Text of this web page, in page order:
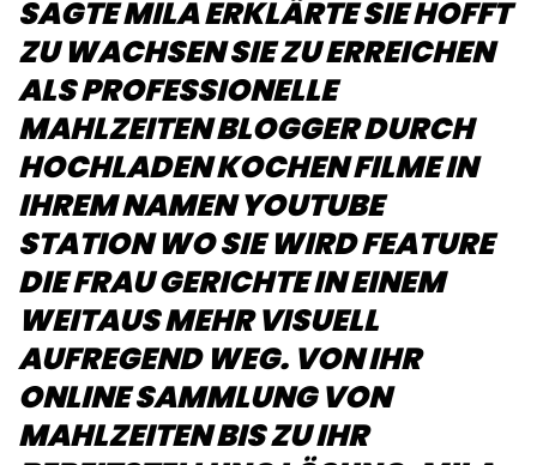
SAGTE MILA ERKLÄRTE SIE HOFFT
ZU WACHSEN SIE ZU ERREICHEN
ALS PROFESSIONELLE
MAHLZEITEN BLOGGER DURCH
HOCHLADEN KOCHEN FILME IN
IHREM NAMEN YOUTUBE
STATION WO SIE WIRD FEATURE
DIE FRAU GERICHTE IN EINEM
WEITAUS MEHR VISUELL
AUFREGEND WEG. VON IHR
ONLINE SAMMLUNG VON
MAHLZEITEN BIS ZU IHR